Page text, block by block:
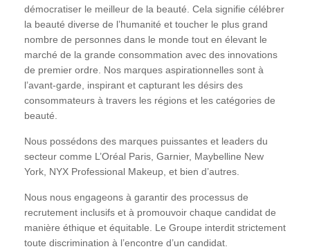
démocratiser le meilleur de la beauté. Cela signifie célébrer
la beauté diverse de l’humanité et toucher le plus grand
nombre de personnes dans le monde tout en élevant le
marché de la grande consommation avec des innovations
de premier ordre. Nos marques aspirationnelles sont à
l’avant-garde, inspirant et capturant les désirs des
consommateurs à travers les régions et les catégories de
beauté.
Nous possédons des marques puissantes et leaders du
secteur comme L’Oréal Paris, Garnier, Maybelline New
York, NYX Professional Makeup, et bien d’autres.
Nous nous engageons à garantir des processus de
recrutement inclusifs et à promouvoir chaque candidat de
manière éthique et équitable. Le Groupe interdit strictement
toute discrimination à l’encontre d’un candidat.